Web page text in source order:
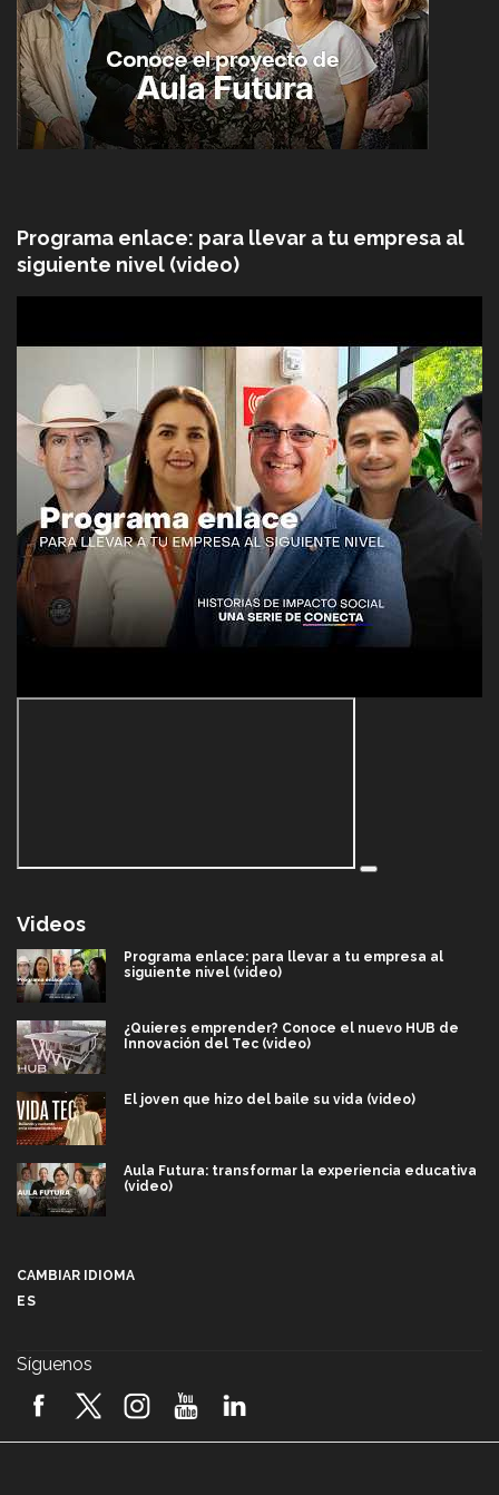
Programa enlace: para llevar a tu empresa al
siguiente nivel (video)
Videos
Programa enlace: para llevar a tu empresa al
siguiente nivel (video)
¿Quieres emprender? Conoce el nuevo HUB de
Innovación del Tec (video)
El joven que hizo del baile su vida (video)
Aula Futura: transformar la experiencia educativa
(video)
2026! (video)
CAMBIAR IDIOMA
ES
Síguenos